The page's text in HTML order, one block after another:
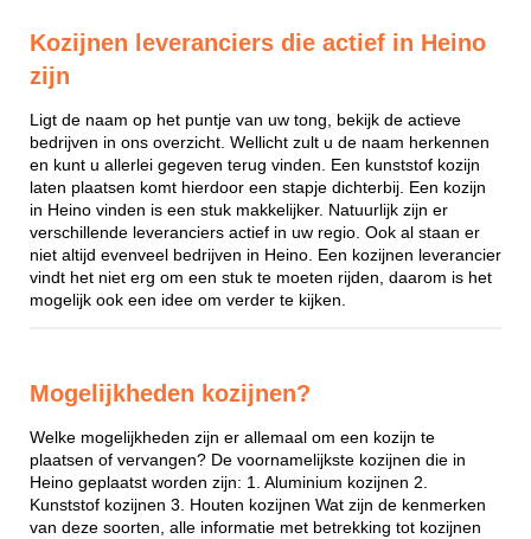
Kozijnen leveranciers die actief in Heino
zijn
Ligt de naam op het puntje van uw tong, bekijk de actieve
bedrijven in ons overzicht. Wellicht zult u de naam herkennen
en kunt u allerlei gegeven terug vinden. Een kunststof kozijn
laten plaatsen komt hierdoor een stapje dichterbij. Een kozijn
in Heino vinden is een stuk makkelijker. Natuurlijk zijn er
verschillende leveranciers actief in uw regio. Ook al staan er
niet altijd evenveel bedrijven in Heino. Een kozijnen leverancier
vindt het niet erg om een stuk te moeten rijden, daarom is het
mogelijk ook een idee om verder te kijken.
Mogelijkheden kozijnen?
Welke mogelijkheden zijn er allemaal om een kozijn te
plaatsen of vervangen? De voornamelijkste kozijnen die in
Heino geplaatst worden zijn: 1. Aluminium kozijnen 2.
Kunststof kozijnen 3. Houten kozijnen Wat zijn de kenmerken
van deze soorten, alle informatie met betrekking tot kozijnen